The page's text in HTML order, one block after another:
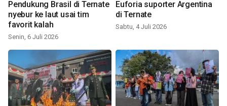
Pendukung Brasil di Ternate
nyebur ke laut usai tim
favorit kalah
Senin, 6 Juli 2026
Euforia suporter Argentina
di Ternate
Sabtu, 4 Juli 2026